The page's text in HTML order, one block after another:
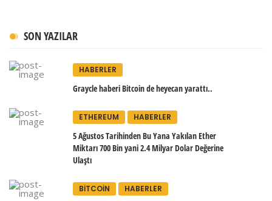
SON YAZILAR
HABERLER
Graycle haberi Bitcoin de heyecan yarattı..
ETHEREUM HABERLER
5 Ağustos Tarihinden Bu Yana Yakılan Ether
Miktarı 700 Bin yani 2.4 Milyar Dolar Değerine
Ulaştı
BITCOIN HABERLER